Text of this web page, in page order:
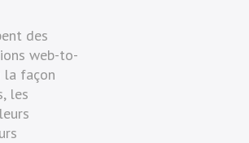
des
web-to-
la façon
les